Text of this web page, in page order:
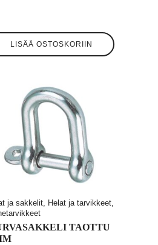
LISÄÄ OSTOSKORIIN
ja sakkelit, Helat ja tarvikkeet,
TAOTTU